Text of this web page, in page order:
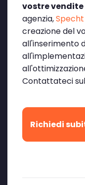
vostre vendite
agenzia,
creazione del
all'inserimento
Contattateci
Richiedi